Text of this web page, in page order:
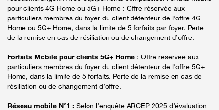
pour clients 4G Home ou 5G+ Home : Offre réservée aux
particuliers membres du foyer du client détenteur de l'offre 4G
Home ou 5G+ Home, dans la limite de 5 forfaits par foyer. Perte
de la remise en cas de résiliation ou de changement d’offre.
Forfaits Mobile pour clients 5G+ Home : Offre réservée aux
particuliers membres du foyer du client détenteur de l'offre 5G+
Home, dans la limite de 5 forfaits. Perte de la remise en cas de
résiliation ou de changement d’offre.
Réseau mobile N°1 : Selon l’enquête ARCEP 2025 d’évaluation